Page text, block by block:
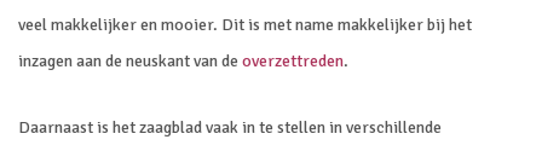
veel makkelijker en mooier. Dit is met name makkelijker bij het
inzagen aan de neuskant van de overzettreden.
Daarnaast is het zaagblad vaak in te stellen in verschillende